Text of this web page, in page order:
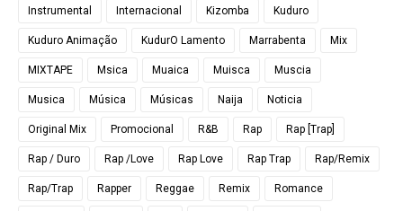
Instrumental Internacional Kizomba Kuduro
Kuduro Animação KudurO Lamento Marrabenta Mix
MIXTAPE Msica Muaica Muisca Muscia
Musica Música Músicas Naija Noticia
Original Mix Promocional R&B Rap Rap [Trap]
Rap / Duro Rap /Love Rap Love Rap Trap Rap/Remix
Rap/Trap Rapper Reggae Remix Romance